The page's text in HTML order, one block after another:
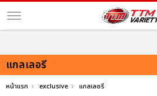
แกลเลอรี
หน้าแรก exclusive แกลเลอรี